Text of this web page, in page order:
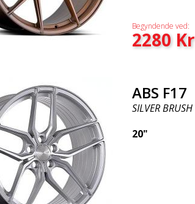
Begyndende ved:
2280Kr
ABS F17
SILVER BRUSH
20"